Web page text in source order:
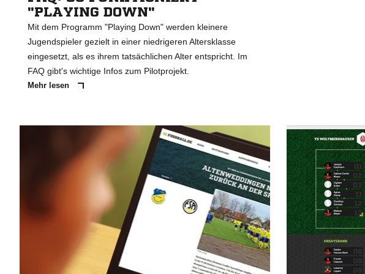
"PLAYING DOWN"
Mit dem Programm "Playing Down" werden kleinere
Jugendspieler gezielt in einer niedrigeren Altersklasse
eingesetzt, als es ihrem tatsächlichen Alter entspricht. Im
FAQ gibt's wichtige Infos zum Pilotprojekt.
Mehr lesen